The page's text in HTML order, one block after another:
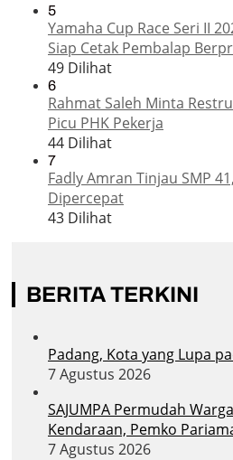
5
Yamaha Cup Race Seri II
Siap Cetak Pembalap
49 Dilihat
6
Rahmat Saleh Minta
Picu PHK Pekerja
44 Dilihat
7
Fadly Amran Tinjau SMP
Dipercepat
43 Dilihat
BERITA TERKINI
Padang, Kota yang Lupa
7 Agustus 2026
SAJUMPA Permudah
Kendaraan, Pemko
7 Agustus 2026